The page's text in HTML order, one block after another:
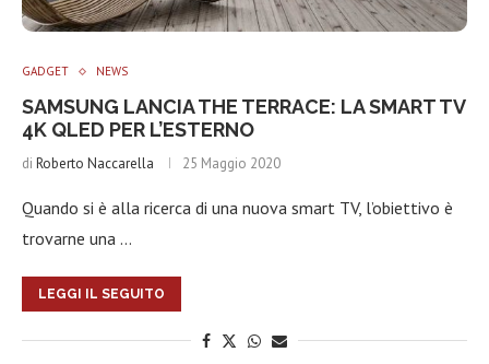
GADGET NEWS
SAMSUNG LANCIA THE TERRACE: LA SMART TV
4K QLED PER L’ESTERNO
di Roberto Naccarella 25 Maggio 2020
Quando si è alla ricerca di una nuova smart TV, l’obiettivo è
trovarne una …
LEGGI IL SEGUITO